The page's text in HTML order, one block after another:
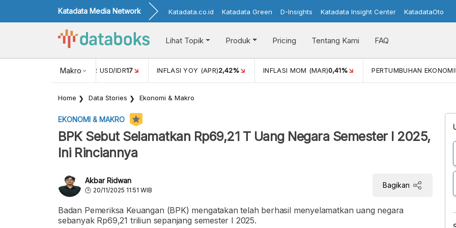
Katadata Media Network Katadata.co.id Katadata Green D-Insights Katadata Insight Center KatadataOto
Lihat Topik Produk Pricing Tentang Kami FAQ
Makro
NILAI TUKAR USD/IDR17 INFLASI YOY (APR)2,42% INFLASI MOM (MAR)0,41% PERTUMBUHAN EKONOMI
Home Data Stories Ekonomi & Makro
EKONOMI & MAKRO
BPK Sebut Selamatkan Rp69,21 T Uang Negara Semester I 2025,
Ini Rinciannya
Akbar Ridwan
20/11/2025 11:51 WIB
Bagikan
Badan Pemeriksa Keuangan (BPK) mengatakan telah berhasil menyelamatkan uang negara
sebanyak Rp69,21 triliun sepanjang semester I 2025.